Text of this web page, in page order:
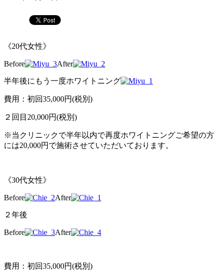
《20代女性》
Before After
半年後にもう一度ホワイトニング
費用：初回35,000円(税別)
２回目20,000円(税別)
※当クリニックで半年以内で再度ホワイトニングご希望の方
には20,000円で施術させていただいております。
《30代女性》
Before After
２年後
Before After
費用：初回35,000円(税別)